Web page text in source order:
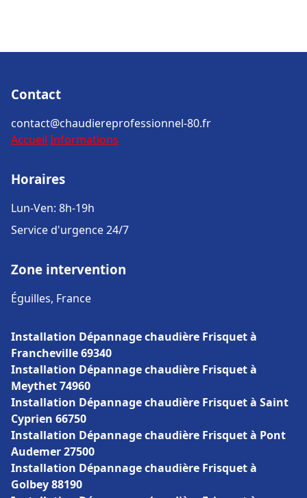
Contact
contact@chaudiereprofessionnel-80.fr
Accueil Informations
Horaires
Lun-Ven: 8h-19h
Service d'urgence 24/7
Zone intervention
Éguilles, France
Installation Dépannage chaudière Frisquet à
Francheville 69340
Installation Dépannage chaudière Frisquet à
Meythet 74960
Installation Dépannage chaudière Frisquet à Saint
Cyprien 66750
Installation Dépannage chaudière Frisquet à Pont
Audemer 27500
Installation Dépannage chaudière Frisquet à
Golbey 88190